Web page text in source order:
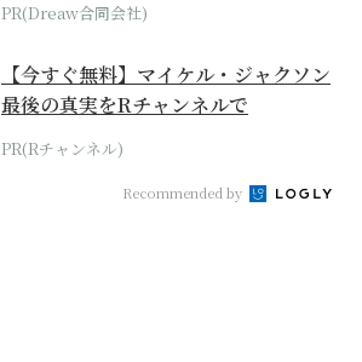
PR(Dreaw合同会社)
【今すぐ無料】マイケル・ジャクソン
最後の真実をRチャンネルで
PR(Rチャンネル)
Recommended by